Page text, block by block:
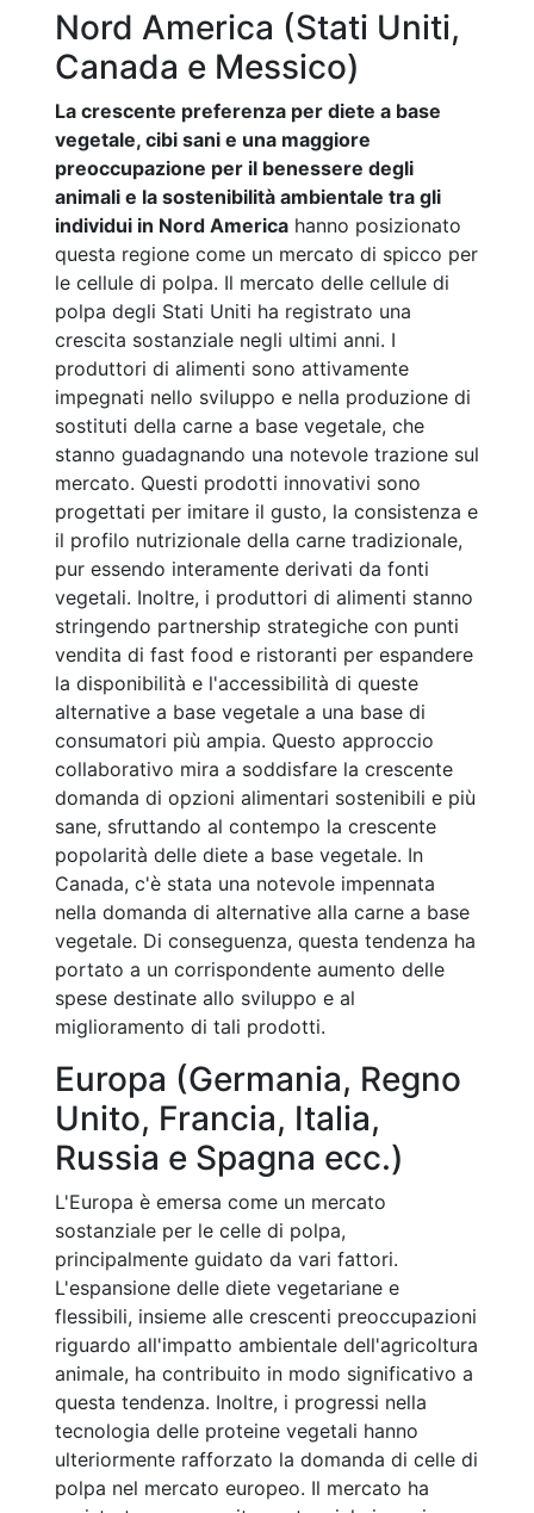
Nord America (Stati Uniti,
Canada e Messico)
La crescente preferenza per diete a base
vegetale, cibi sani e una maggiore
preoccupazione per il benessere degli
animali e la sostenibilità ambientale tra gli
individui in Nord America hanno posizionato
questa regione come un mercato di spicco per
le cellule di polpa. Il mercato delle cellule di
polpa degli Stati Uniti ha registrato una
crescita sostanziale negli ultimi anni. I
produttori di alimenti sono attivamente
impegnati nello sviluppo e nella produzione di
sostituti della carne a base vegetale, che
stanno guadagnando una notevole trazione sul
mercato. Questi prodotti innovativi sono
progettati per imitare il gusto, la consistenza e
il profilo nutrizionale della carne tradizionale,
pur essendo interamente derivati da fonti
vegetali. Inoltre, i produttori di alimenti stanno
stringendo partnership strategiche con punti
vendita di fast food e ristoranti per espandere
la disponibilità e l'accessibilità di queste
alternative a base vegetale a una base di
consumatori più ampia. Questo approccio
collaborativo mira a soddisfare la crescente
domanda di opzioni alimentari sostenibili e più
sane, sfruttando al contempo la crescente
popolarità delle diete a base vegetale. In
Canada, c'è stata una notevole impennata
nella domanda di alternative alla carne a base
vegetale. Di conseguenza, questa tendenza ha
portato a un corrispondente aumento delle
spese destinate allo sviluppo e al
miglioramento di tali prodotti.
Europa (Germania, Regno
Unito, Francia, Italia,
Russia e Spagna ecc.)
L'Europa è emersa come un mercato
sostanziale per le celle di polpa,
principalmente guidato da vari fattori.
L'espansione delle diete vegetariane e
flessibili, insieme alle crescenti preoccupazioni
riguardo all'impatto ambientale dell'agricoltura
animale, ha contribuito in modo significativo a
questa tendenza. Inoltre, i progressi nella
tecnologia delle proteine vegetali hanno
ulteriormente rafforzato la domanda di celle di
polpa nel mercato europeo. Il mercato ha